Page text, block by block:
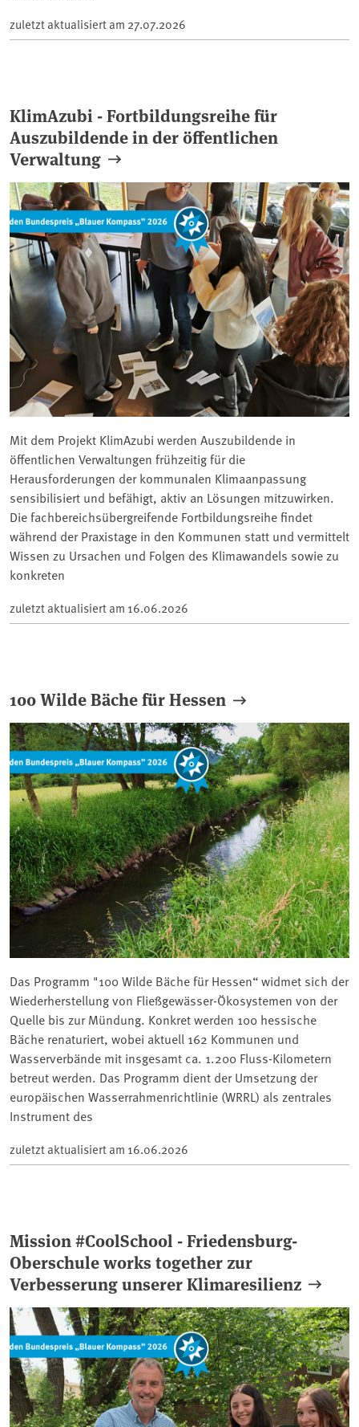
zuletzt aktualisiert am 27.07.2026
KlimAzubi - Fortbildungsreihe für
Auszubildende in der öffentlichen
Verwaltung
Mit dem Projekt KlimAzubi werden Auszubildende in
öffentlichen Verwaltungen frühzeitig für die
Herausforderungen der kommunalen Klimaanpassung
sensibilisiert und befähigt, aktiv an Lösungen mitzuwirken.
Die fachbereichsübergreifende Fortbildungsreihe findet
während der Praxistage in den Kommunen statt und vermittelt
Wissen zu Ursachen und Folgen des Klimawandels sowie zu
konkreten
zuletzt aktualisiert am 16.06.2026
100 Wilde Bäche für Hessen
Das Programm "100 Wilde Bäche für Hessen“ widmet sich der
Wiederherstellung von Fließgewässer-Ökosystemen von der
Quelle bis zur Mündung. Konkret werden 100 hessische
Bäche renaturiert, wobei aktuell 162 Kommunen und
Wasserverbände mit insgesamt ca. 1.200 Fluss-Kilometern
betreut werden. Das Programm dient der Umsetzung der
europäischen Wasserrahmenrichtlinie (WRRL) als zentrales
Instrument des
zuletzt aktualisiert am 16.06.2026
Mission #CoolSchool - Friedensburg-
Oberschule works together zur
Verbesserung unserer Klimaresilienz